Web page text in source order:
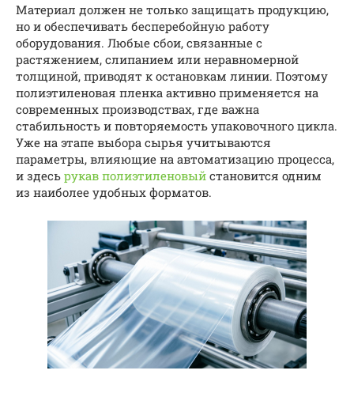
Материал должен не только защищать продукцию,
но и обеспечивать бесперебойную работу
оборудования. Любые сбои, связанные с
растяжением, слипанием или неравномерной
толщиной, приводят к остановкам линии. Поэтому
полиэтиленовая пленка активно применяется на
современных производствах, где важна
стабильность и повторяемость упаковочного цикла.
Уже на этапе выбора сырья учитываются
параметры, влияющие на автоматизацию процесса,
и здесь рукав полиэтиленовый становится одним
из наиболее удобных форматов.